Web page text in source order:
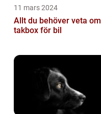
11 mars 2024
Allt du behöver veta om
takbox för bil